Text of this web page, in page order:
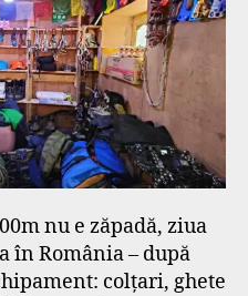
nu e zăpadă, ziua
în România – după
colțari, ghete